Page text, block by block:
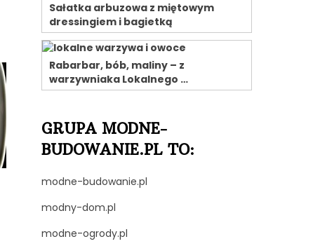
Sałatka arbuzowa z miętowym
dressingiem i bagietką
Rabarbar, bób, maliny – z
warzywniaka Lokalnego …
GRUPA MODNE-
BUDOWANIE.PL TO:
modne-budowanie.pl
modny-dom.pl
modne-ogrody.pl